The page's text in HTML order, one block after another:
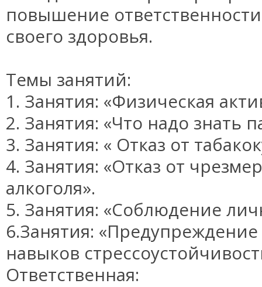
повышение
своего здоровья.
Темы занятий:
1. Занятия: «Физическая
2. Занятия: «Что надо знать
3. Занятия: « Отказ от
4. Занятия: «Отказ от
алкоголя».
5. Занятия: «Соблюдение
6.Занятия:
навыков
Ответственная: